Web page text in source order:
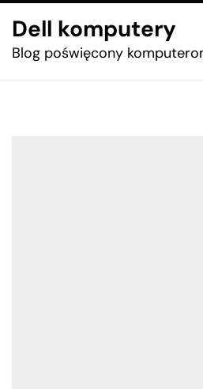
the
Dell komputery
Blog poświęcony